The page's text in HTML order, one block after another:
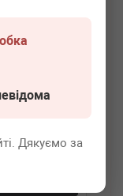
Дякуємо за
Всі ціни